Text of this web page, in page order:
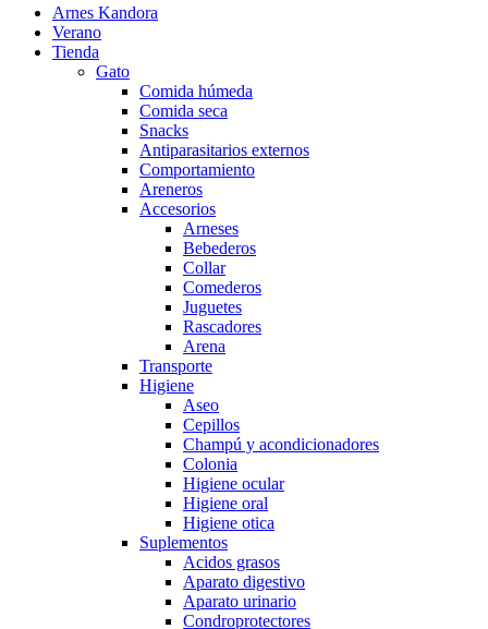
Arnes Kandora
Verano
Tienda
Gato
Comida húmeda
Comida seca
Snacks
Antiparasitarios externos
Comportamiento
Areneros
Accesorios
Arneses
Bebederos
Collar
Comederos
Juguetes
Rascadores
Arena
Transporte
Higiene
Aseo
Cepillos
Champú y acondicionadores
Colonia
Higiene ocular
Higiene oral
Higiene otica
Suplementos
Acidos grasos
Aparato digestivo
Aparato urinario
Condroprotectores